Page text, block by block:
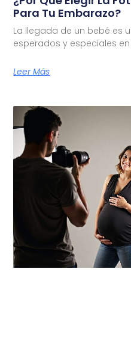
Para Tu Embarazo?
La llegada de un bebé es
esperados y especiales
Leer Más